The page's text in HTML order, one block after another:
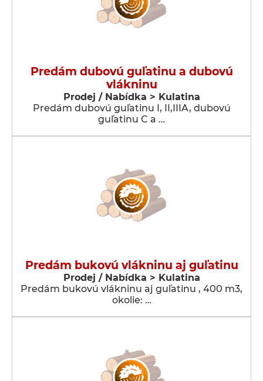
Predám dubovú guľatinu a dubovú
vlákninu
Prodej / Nabídka > Kulatina
Predám dubovú guľatinu I, II,IIIA, dubovú
guľatinu C a …
Predám bukovú vlákninu aj guľatinu
Prodej / Nabídka > Kulatina
Predám bukovú vlákninu aj guľatinu , 400 m3,
okolie: …